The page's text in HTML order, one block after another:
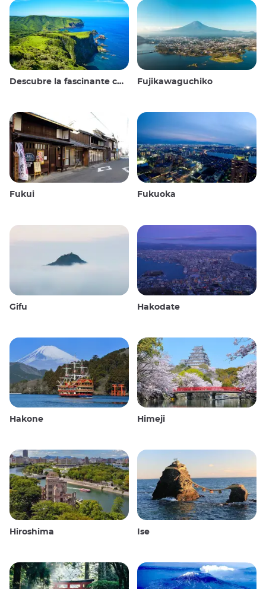
Descubre la fascinante cultura y los impresionantes paisajes de las Islas Oki en Japón Fujikawaguchiko
Fukui Fukuoka
Gifu Hakodate
Hakone Himeji
Hiroshima Ise